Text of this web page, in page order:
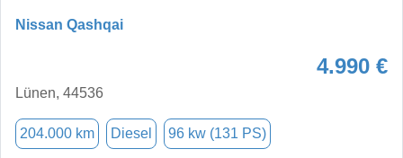
Nissan Qashqai
4.990 €
Lünen, 44536
204.000 km Diesel 96 kw (131 PS)